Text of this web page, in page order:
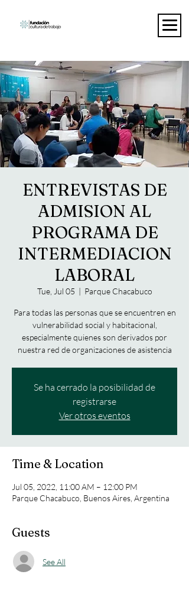
ENTREVISTAS DE
ADMISION AL
PROGRAMA DE
INTERMEDIACION
LABORAL
Tue, Jul 05
  |
Parque Chacabuco
Para todas las personas que se encuentren en
vulnerabilidad social y habitacional,
especialmente quienes son derivados por
nuestra red de organizaciones de asistencia
Se ha cerrado la posibilidad de
registrarse
Ver otros eventos
Time & Location
Jul 05, 2022, 11:00 AM – 12:00 PM
Parque Chacabuco, Buenos Aires, Argentina
Guests
See All